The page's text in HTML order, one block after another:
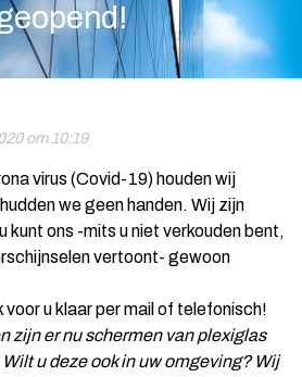
om 10:19
virus (Covid-19) houden wij
we geen handen. Wij zijn
kunt ons -mits u niet verkouden bent,
vertoont- gewoon
u klaar per mail of telefonisch!
zijn er nu schermen van plexiglas
u deze ook in uw omgeving? Wij